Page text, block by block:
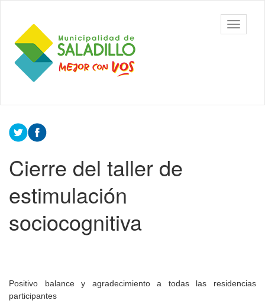
contenido
principal
Municipalidad
de Saladillo
barra
Contenido
principal
Cierre del taller de
estimulación
sociocognitiva
Positivo balance y agradecimiento a todas las residencias
participantes